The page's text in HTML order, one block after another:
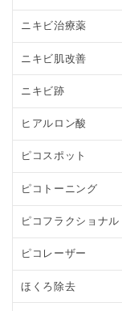
ニキビ治療薬
ニキビ肌改善
ニキビ跡
ヒアルロン酸
ピコスポット
ピコトーニング
ピコフラクショナル
ピコレーザー
ほくろ除去